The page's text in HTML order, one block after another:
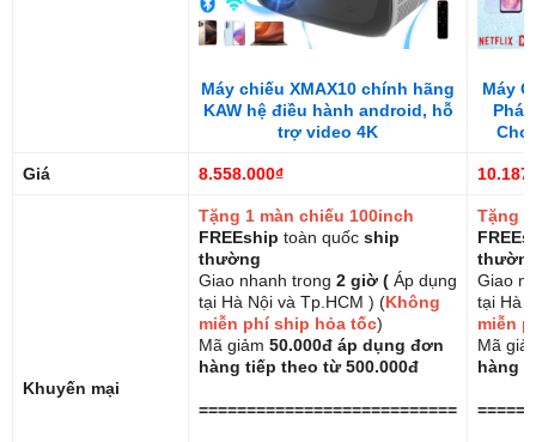
Máy chiếu XMAX10 chính hãng
KAW hệ điều hành android, hỗ
trợ video 4K
Máy
Cho
Giá 8.558.000₫
Khuyến mại
Tặng 1 màn chiếu 100inch
FREEship toàn quốc ship
thường
Giao nhanh trong 2 giờ ( Áp dụng
tại Hà Nội và Tp.HCM ) (Không
miễn phí ship hỏa tốc)
Mã giảm 50.000đ áp dụng đơn
hàng tiếp theo từ 500.000đ
===========================
Tặng
Giao
tại Hà
miễn
Mã
hàng